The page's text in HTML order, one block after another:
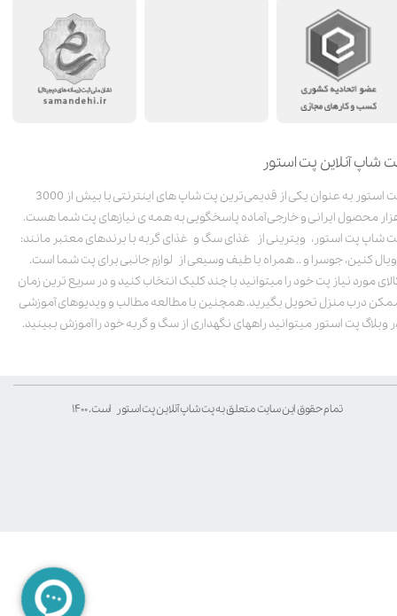
شاپ آنلاین پت استور
پت استور به عنوان یکی از قدیمی‌ترین پت شاپ های اینترنتی با بیش از 3000
محصول ایرانی و خارجی آماده پاسخگویی به همه ی نیازهای پت شما هست.
شاپ پت استور، ویترینی از غذای سگ و غذای گربه با برندهای معتبر مانند:
کنین، جوسرا و .. همراه با طیف وسیعی از لوازم جانبی برای پت شما است.
مورد نیاز پت خود را میتوانید با چند کلیک انتخاب کنید و در سریع ترین زمان
درب منزل تحویل بگیرید. همچنین با مطالعه مطالب و ویدیوهای آموزشی
وبلاگ پت استور میتوانید راههای نگهداری از سگ و گربه خود را آموزش ببینید.
تمام حقوق این سایت متعلق به پت شاپ آنلاین پت استور است. ۱۴۰۰